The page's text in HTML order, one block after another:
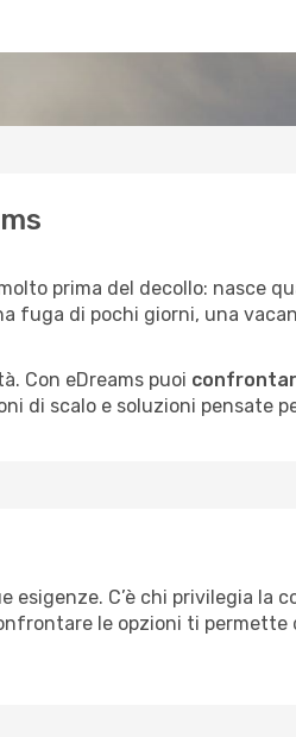
prima del decollo: nasce
fuga di pochi giorni, una
Con eDreams puoi
di scalo e soluzioni pensate
esigenze. C’è chi privilegia la
le opzioni ti